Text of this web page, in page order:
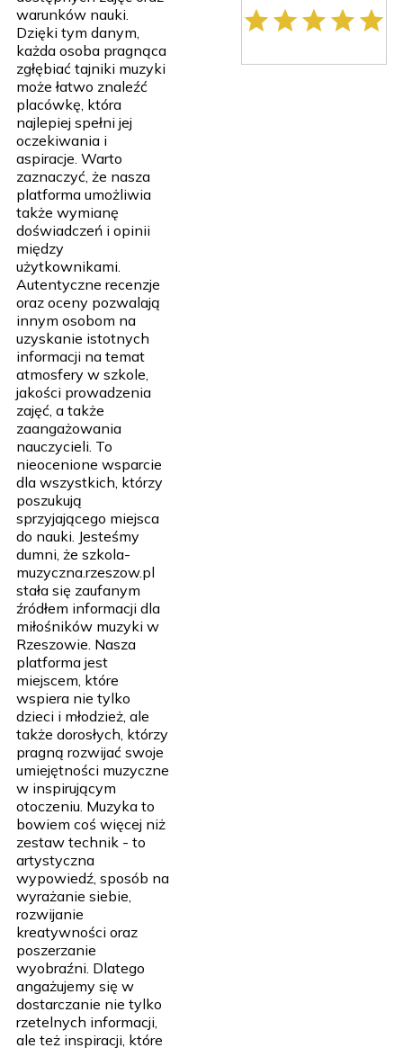
warunków nauki.
Dzięki tym danym,
każda osoba pragnąca
zgłębiać tajniki muzyki
może łatwo znaleźć
placówkę, która
najlepiej spełni jej
oczekiwania i
aspiracje. Warto
zaznaczyć, że nasza
platforma umożliwia
także wymianę
doświadczeń i opinii
między
użytkownikami.
Autentyczne recenzje
oraz oceny pozwalają
innym osobom na
uzyskanie istotnych
informacji na temat
atmosfery w szkole,
jakości prowadzenia
zajęć, a także
zaangażowania
nauczycieli. To
nieocenione wsparcie
dla wszystkich, którzy
poszukują
sprzyjającego miejsca
do nauki. Jesteśmy
dumni, że szkola-
muzyczna.rzeszow.pl
stała się zaufanym
źródłem informacji dla
miłośników muzyki w
Rzeszowie. Nasza
platforma jest
miejscem, które
wspiera nie tylko
dzieci i młodzież, ale
także dorosłych, którzy
pragną rozwijać swoje
umiejętności muzyczne
w inspirującym
otoczeniu. Muzyka to
bowiem coś więcej niż
zestaw technik - to
artystyczna
wypowiedź, sposób na
wyrażanie siebie,
rozwijanie
kreatywności oraz
poszerzanie
wyobraźni. Dlatego
angażujemy się w
dostarczanie nie tylko
rzetelnych informacji,
ale też inspiracji, które